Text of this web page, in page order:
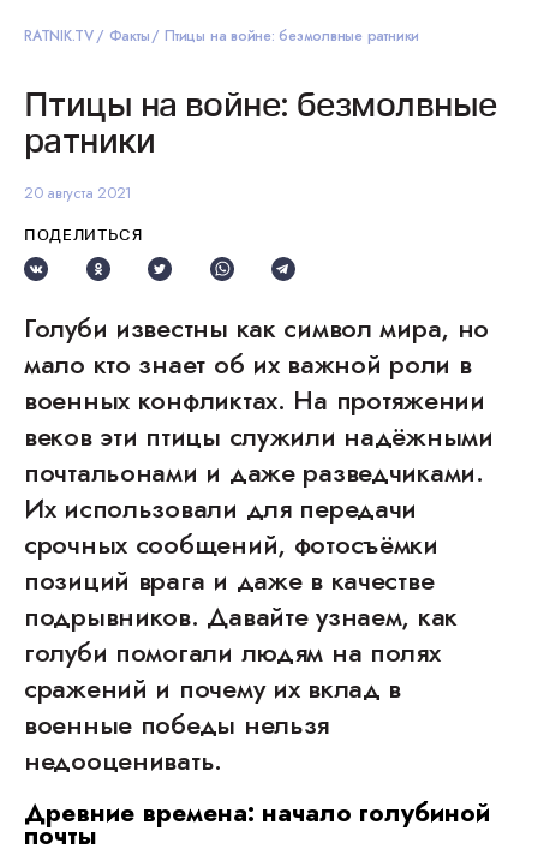
RATNIK.TV Факты Птицы на войне: безмолвные ратники
Птицы на войне: безмолвные
ратники
20 августа 2021
ПОДЕЛИТЬСЯ
Голуби известны как символ мира, но
мало кто знает об их важной роли в
военных конфликтах. На протяжении
веков эти птицы служили надёжными
почтальонами и даже разведчиками.
Их использовали для передачи
срочных сообщений, фотосъёмки
позиций врага и даже в качестве
подрывников. Давайте узнаем, как
голуби помогали людям на полях
сражений и почему их вклад в
военные победы нельзя
недооценивать.
Древние времена: начало голубиной
почты